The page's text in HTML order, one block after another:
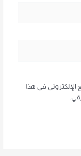
الإلكتروني في هذا